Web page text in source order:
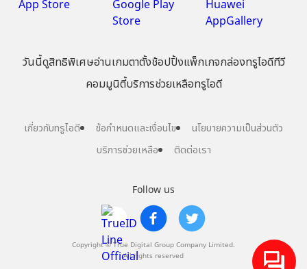
Follow us
Copyright © True Digital Group Company Limited.
All rights reserved
วันนี้ดูสิทธิพิเศษอ่านเกมตาตั้งช้อปปิ้งแพ็กเกจกล่องทรูไอดีทีวี
คอมมูนิตี้บริการช่วยเหลือทรูไอดี
เกี่ยวกับทรูไอดี ข้อกำหนดและเงื่อนไข
นโยบายความเป็นส่วนตัว
บริการช่วยเหลือ
ติดต่อเรา